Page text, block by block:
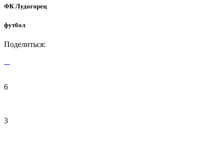
ФК Лудогорец
футбол
Поделиться:
6
3